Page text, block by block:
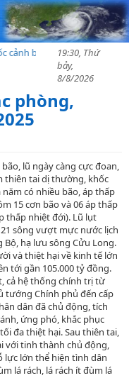
báo về khủng hoảng
19:30, Thứ
bảy,
8/8/2026
phòng,
lũ ngày càng cực đoan,
thiên tai dị thường, khốc
có nhiều bão, áp thấp
15 cơn bão và 06 áp thấp
thấp nhiệt đới). Lũ lụt
sông vượt mực nước lịch
Bộ, hạ lưu sông Cửu Long.
và thiệt hại về kinh tế lớn
tới gần 105.000 tỷ đồng.
cả hệ thống chính trị từ
tướng Chính phủ đến cấp
dân đã chủ động, tích
ứng phó, khắc phục
đa thiệt hại. Sau thiên tai,
với tinh thành chủ động,
lực lớn thể hiện tình dân
lá rách, lá rách ít đùm lá